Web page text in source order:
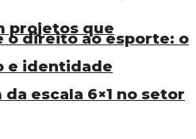
projetos que
e identidade
o direito ao esporte: o
escala 6×1 no setor